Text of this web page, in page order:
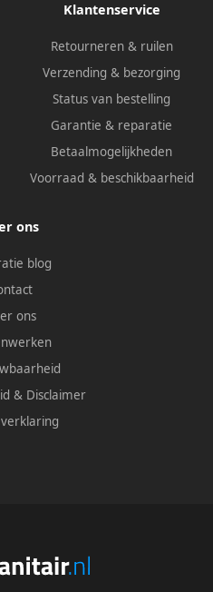
Klantenservice
Retourneren & ruilen
Verzending & bezorging
Status van bestelling
Garantie & reparatie
Betaalmogelijkheden
Voorraad & beschikbaarheid
ons
blog
ons
& Disclaimer